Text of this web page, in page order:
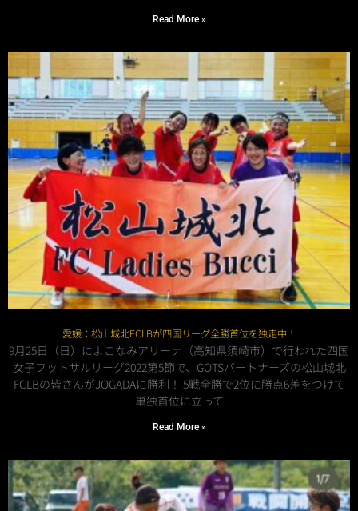
Read More »
愛媛：松山城北FCLBが四国リーグ全勝首位を独走中！
9月25日（日）によこなみアリーナ（高知県須崎市）で行われた四国
女子フットサルリーグ2022第5節で、GOTSパートナーズの松山城北
FCLBの皆さんがJOGADAに勝利！ 5戦全勝で2位に勝点6差をつけて
単独首位に立って
Read More »